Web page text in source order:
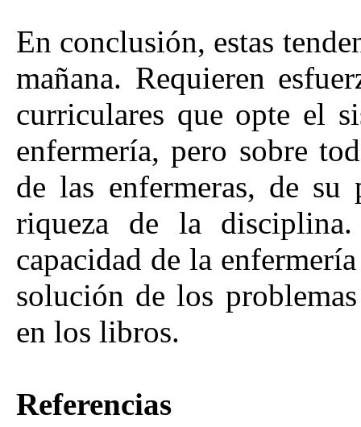
En conclusión, estas
mañana. Requieren
curriculares que opte el
enfermería, pero sobre
de las enfermeras, de
riqueza de la
capacidad de la
solución de los
en los libros.
Referencias